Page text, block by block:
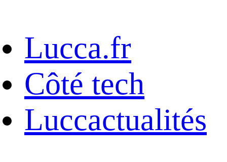
Lucca.fr
Côté tech
Luccactualités